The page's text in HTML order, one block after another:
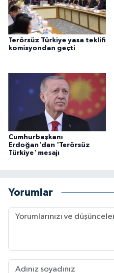
Terörsüz Türkiye yasa teklifi
komisyondan geçti
Cumhurbaşkanı
Erdoğan'dan 'Terörsüz
Türkiye' mesajı
Yorumlar